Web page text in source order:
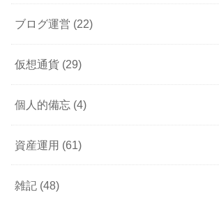
ブログ運営 (22)
仮想通貨 (29)
個人的備忘 (4)
資産運用 (61)
雑記 (48)